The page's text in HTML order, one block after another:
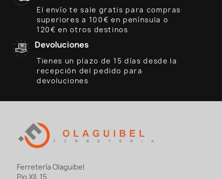
El envío te sale gratis para compras
superiores a 100€ en península o
120€ en otros destinos
Devoluciones
Tienes un plazo de 15 días desde la
recepción del pedido para
devoluciones
Ferretería Olaguibel
Pio XII, 15